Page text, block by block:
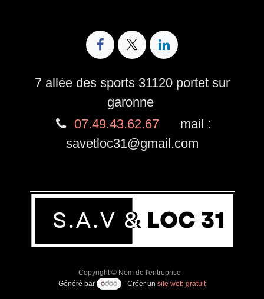
7 allée des sports 31120 portet sur
garonne
07.49.43.62.67 mail :
savetloc31@gmail.com
Copyright © Nom de l'entreprise
Généré par
- Créer unsite web gratuit